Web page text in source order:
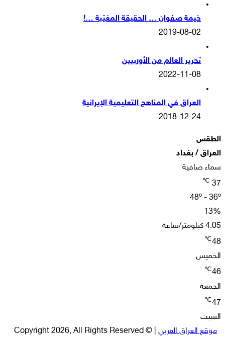
خيمة صفوان … الحقيقة المغيّبة …!
2019-08-02
تحرير العالم من الأوربيين
2022-11-08
العراق في المناهج التعليمية الإيرانية
2018-12-24
الطقس
العراق / بغداد
سماء صافية
37
℃
48º - 36º
13%
4.05 كيلومتر/ساعة
48
℃
الخميس
46
℃
الجمعة
47
℃
السبت
موقع العراق العربي | © Copyright 2026, All Rights Reserved